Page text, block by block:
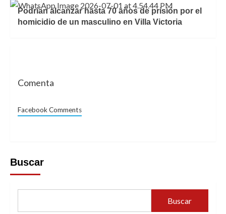
Podrían alcanzar hasta 70 años de prisión por el
homicidio de un masculino en Villa Victoria
Comenta
Facebook Comments
Buscar
Buscar